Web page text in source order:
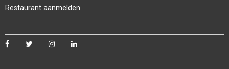
Restaurant aanmelden